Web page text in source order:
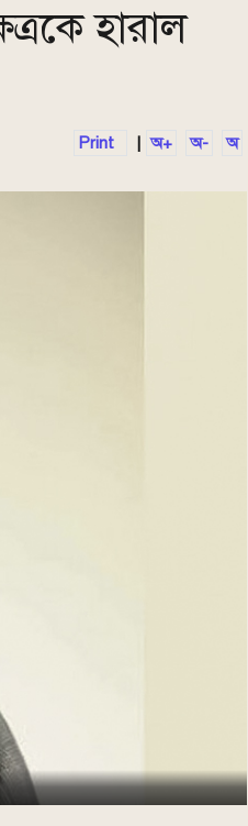
হারাল
Print অ+ অ- অ